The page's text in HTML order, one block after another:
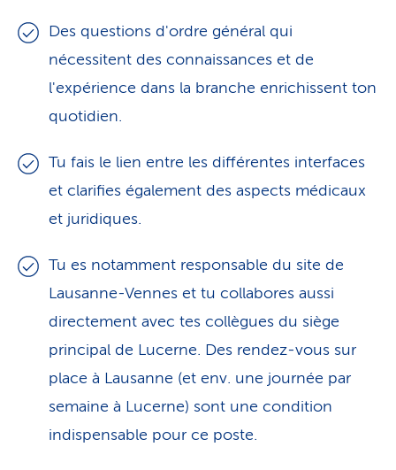
Des questions d'ordre général qui
nécessitent des connaissances et de
l'expérience dans la branche enrichissent ton
quotidien.
Tu fais le lien entre les différentes interfaces
et clarifies également des aspects médicaux
et juridiques.
Tu es notamment responsable du site de
Lausanne-Vennes et tu collabores aussi
directement avec tes collègues du siège
principal de Lucerne. Des rendez-vous sur
place à Lausanne (et env. une journée par
semaine à Lucerne) sont une condition
indispensable pour ce poste.